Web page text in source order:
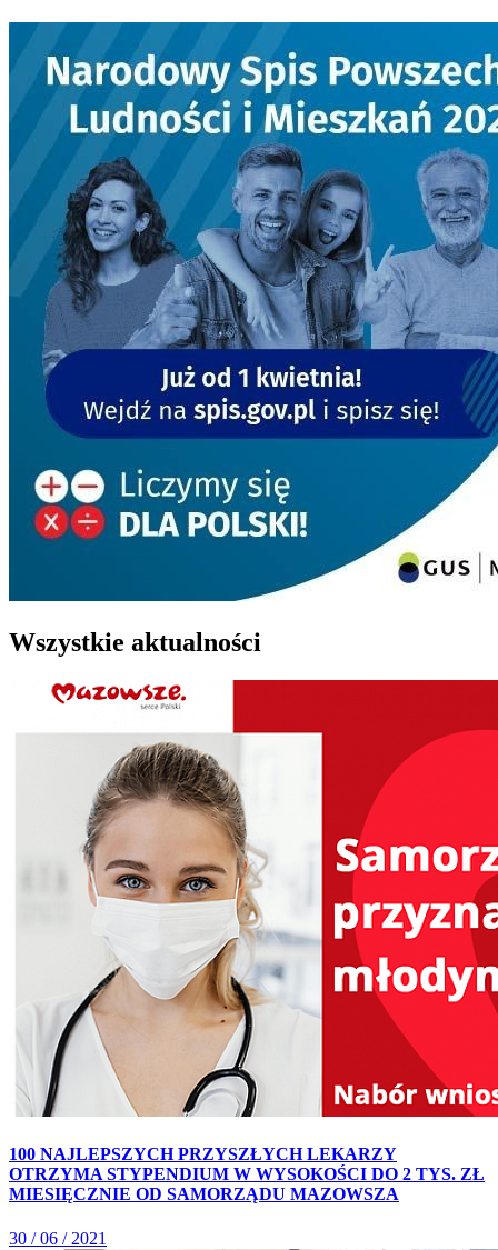
Wszystkie aktualności
100 NAJLEPSZYCH PRZYSZŁYCH LEKARZY
OTRZYMA STYPENDIUM W WYSOKOŚCI DO 2 TYS. ZŁ
MIESIĘCZNIE OD SAMORZĄDU MAZOWSZA
30 / 06 / 2021